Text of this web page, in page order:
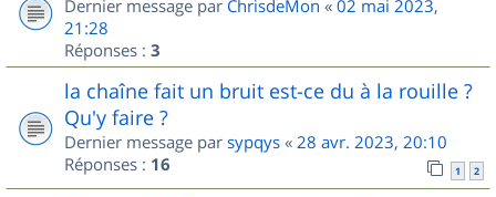
Dernier message par ChrisdeMon « 02 mai 2023,
21:28
Réponses : 3
la chaîne fait un bruit est-ce du à la rouille ?
Qu'y faire ?
Dernier message par sypqys « 28 avr. 2023, 20:10
Réponses : 16 1 2